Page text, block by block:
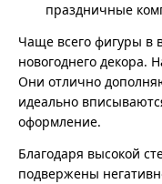
праздничные
Чаще всего фигуры в
новогоднего декора.
Они отлично
идеально
оформление.
Благодаря высокой
подвержены